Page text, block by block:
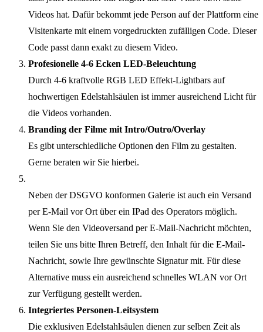
Videos hat. Dafür bekommt jede Person auf der Plattform eine
Visitenkarte mit einem vorgedruckten zufälligen Code. Dieser
Code passt dann exakt zu diesem Video.
Profesionelle 4-6 Ecken LED-Beleuchtung
Durch 4-6 kraftvolle RGB LED Effekt-Lightbars auf
hochwertigen Edelstahlsäulen ist immer ausreichend Licht für
die Videos vorhanden.
Branding der Filme mit Intro/Outro/Overlay
Es gibt unterschiedliche Optionen den Film zu gestalten.
Gerne beraten wir Sie hierbei.
Neben der DSGVO konformen Galerie ist auch ein Versand
per E-Mail vor Ort über ein IPad des Operators möglich.
Wenn Sie den Videoversand per E-Mail-Nachricht möchten,
teilen Sie uns bitte Ihren Betreff, den Inhalt für die E-Mail-
Nachricht, sowie Ihre gewünschte Signatur mit. Für diese
Alternative muss ein ausreichend schnelles WLAN vor Ort
zur Verfügung gestellt werden.
Integriertes Personen-Leitsystem
Die exklusiven Edelstahlsäulen dienen zur selben Zeit als